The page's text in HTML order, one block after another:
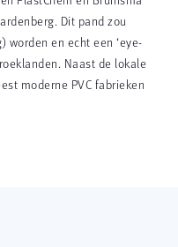
Dit pand zou
worden en echt een ‘eye-
Naast de lokale
moderne PVC fabrieken